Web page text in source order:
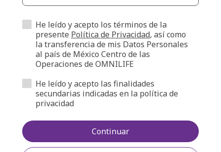
He leído y acepto los términos de la
presente Política de Privacidad, así como
la transferencia de mis Datos Personales
al país de México Centro de las
Operaciones de OMNILIFE
He leído y acepto las finalidades
secundarias indicadas en la política de
privacidad
Continuar